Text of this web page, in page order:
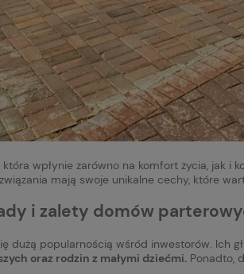
wpłynie zarówno na komfort życia, jak
mają swoje unikalne cechy, które
i zalety domów
dużą popularnością wśród inwestorów. Ich
oraz rodzin z małymi dziećmi. Ponadto,